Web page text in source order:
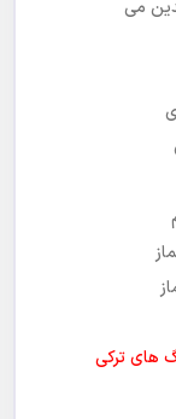
می
های ترکی